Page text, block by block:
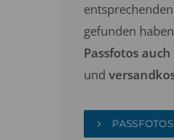
gefunden
Passfotos
und